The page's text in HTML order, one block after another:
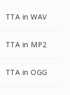
TTA in WAV
TTA in MP2
TTA in OGG